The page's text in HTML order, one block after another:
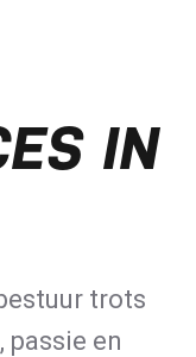
bekend
IN
trots
passie en